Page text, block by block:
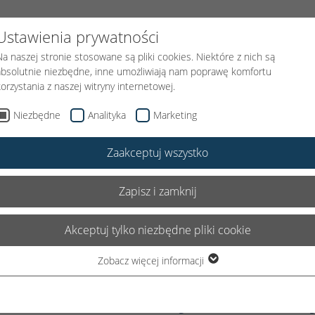
danych
prywatności
naszej stronie stosowane są pliki cookies. Niektóre z nich są
niezbędne, inne umożliwiają nam poprawę komfortu
z naszej witryny internetowej.
Niezbędne Analityka Marketing
Zaakceptuj wszystko
Zapisz i zamknij
Akceptuj tylko niezbędne pliki cookie
Zobacz więcej informacji